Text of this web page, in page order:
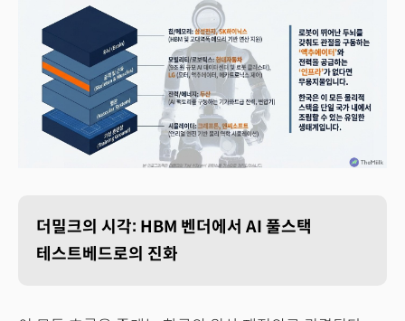
더밀크의 시각: HBM 벤더에서 AI 풀스택
테스트베드로의 진화